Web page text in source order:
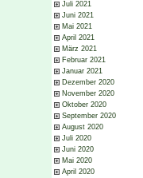
Juli 2021
Juni 2021
Mai 2021
April 2021
März 2021
Februar 2021
Januar 2021
Dezember 2020
November 2020
Oktober 2020
September 2020
August 2020
Juli 2020
Juni 2020
Mai 2020
April 2020